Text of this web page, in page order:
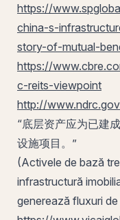
https://
china-s-
story-of-mutual-
https://
c-reits-viewpoint
http://
“底层资产应为已建
设施项目。”
(Activele de bază
infrastructură
generează fluxuri